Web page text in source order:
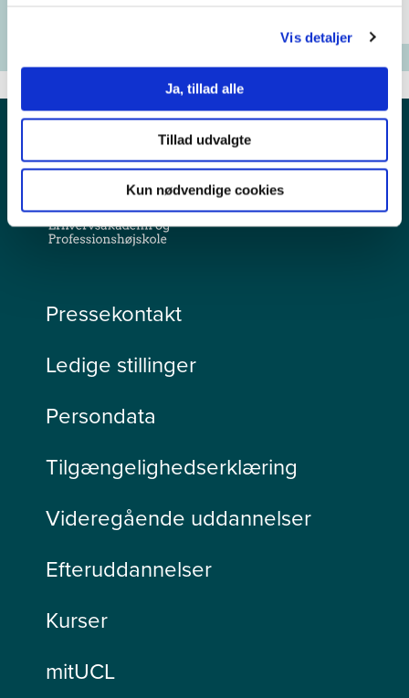
Vis detaljer
Ja, tillad alle
Tillad udvalgte
Kun nødvendige cookies
Pressekontakt
Ledige stillinger
Persondata
Tilgængelighedserklæring
Videregående uddannelser
Efteruddannelser
Kurser
mitUCL